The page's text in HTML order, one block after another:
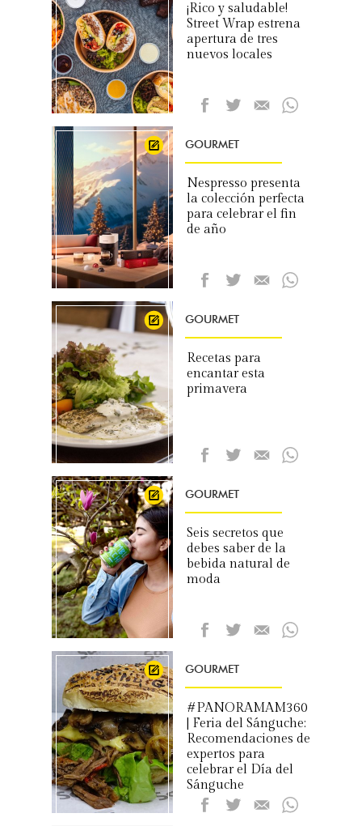
¡Rico y saludable!
Street Wrap estrena
apertura de tres
nuevos locales
GOURMET
Nespresso presenta
la colección perfecta
para celebrar el fin
de año
GOURMET
Recetas para
encantar esta
primavera
GOURMET
Seis secretos que
debes saber de la
bebida natural de
moda
GOURMET
#PANORAMAM360
| Feria del Sánguche:
Recomendaciones de
expertos para
celebrar el Día del
Sánguche